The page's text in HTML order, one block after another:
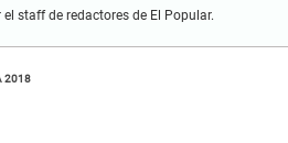
staff de redactores de El Popular.
2018